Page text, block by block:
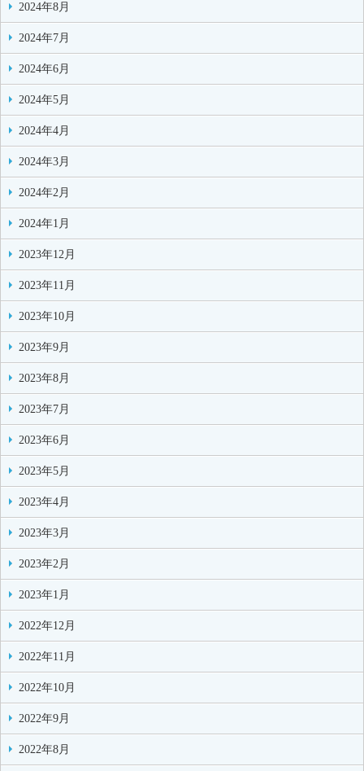
2024年8月
2024年7月
2024年6月
2024年5月
2024年4月
2024年3月
2024年2月
2024年1月
2023年12月
2023年11月
2023年10月
2023年9月
2023年8月
2023年7月
2023年6月
2023年5月
2023年4月
2023年3月
2023年2月
2023年1月
2022年12月
2022年11月
2022年10月
2022年9月
2022年8月